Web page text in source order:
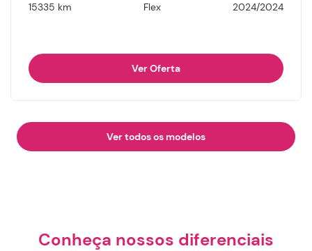
15335 km Flex 2024/2024
Ver Oferta
Ver todos os modelos
Conheça nossos diferenciais